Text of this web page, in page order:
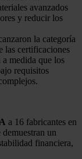
avanzados
y reducir los
la categoría
las certificaciones
medida que los
requisitos
a 16 fabricantes en
un
financiera,